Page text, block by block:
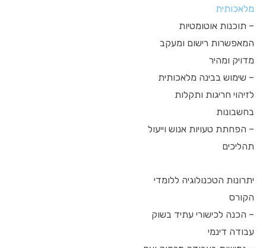
מלאכותית
– תוכנות אוטומטיות
המאפשרות רישום ומעקב
מדויק ומהיר
– שימוש בבינה מלאכותית
לזיהוי חריגות ותקלות
בחשבונות
– הפחתת טעויות אנוש וייעול
תהליכים
יתרונות הטכנולוגיה ללומדי
הקורס
– הכנה לכישורי עתיד בשוק
עבודה דינמי